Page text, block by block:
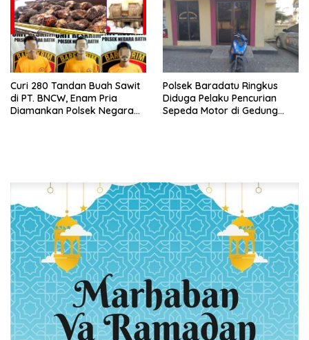
Curi 280 Tandan Buah Sawit
di PT. BNCW, Enam Pria
Diamankan Polsek Negara
Polsek Baradatu Ringkus
Diduga Pelaku Pencurian
Sepeda Motor di Gedung